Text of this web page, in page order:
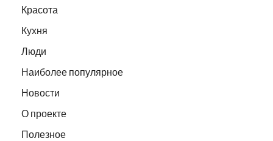
Красота
Кухня
Люди
Наиболее популярное
Новости
О проекте
Полезное